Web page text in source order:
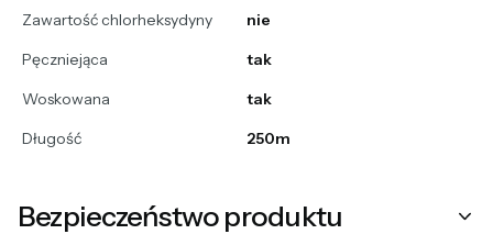
Zawartość chlorheksydyny
nie
Pęczniejąca
tak
Woskowana
tak
Długość
250m
Bezpieczeństwo produktu